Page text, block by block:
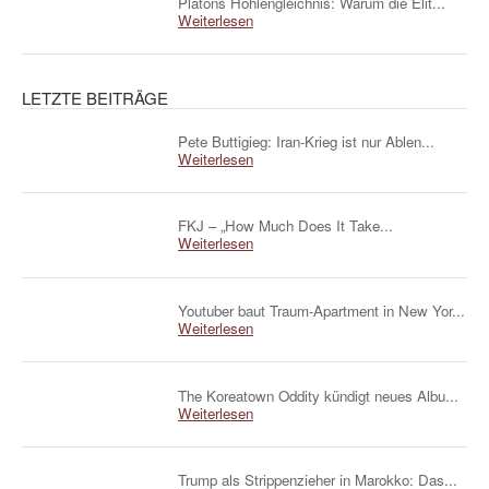
Weiterlesen
LETZTE BEITRÄGE
Pete Buttigieg: Iran-Krieg ist nur Ablen...
Weiterlesen
FKJ – „How Much Does It Take...
Weiterlesen
Youtuber baut Traum-Apartment in New Yor...
Weiterlesen
The Koreatown Oddity kündigt neues Albu...
Weiterlesen
Trump als Strippenzieher in Marokko: Das...